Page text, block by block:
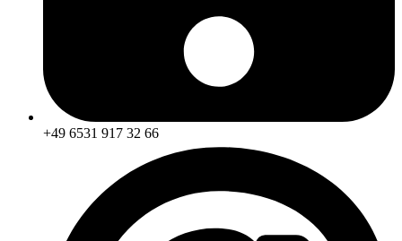
+49 6531 917 32 66